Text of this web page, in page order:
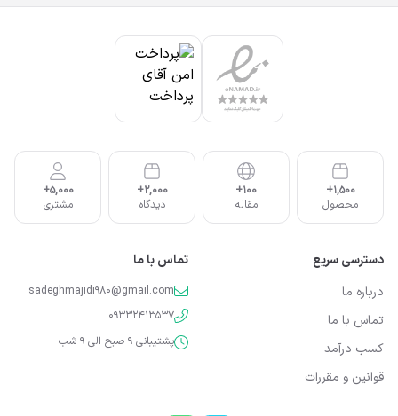
1,500+
محصول
100+
مقاله
2,000+
دیدگاه
5,000+
مشتری
دسترسی سریع
درباره ما
تماس با ما
کسب درآمد
قوانین و مقررات
تماس با ما
sadeghmajidi980@gmail.com
09332413537
پشتیبانی 9 صبح الی 9 شب